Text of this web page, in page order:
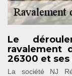
Le
ravalement
26300 et
La société NJ